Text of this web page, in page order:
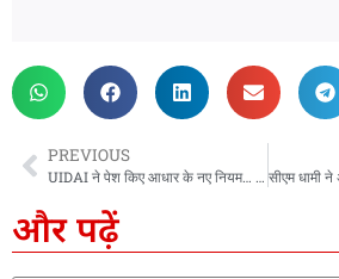
PREVIOUS
UIDAI ने पेश किए आधार के नए नियम… नाम, एड्रेस और डेट ऑफ बर्थ को लेकर हुआ बदलाव
और पढ़ें